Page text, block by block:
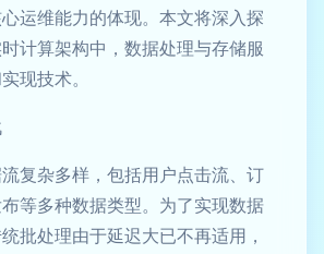
运维能力的体现。本文将深入探
计算架构中，数据处理与存储服
现技术。
复杂多样，包括用户点击流、订
等多种数据类型。为了实现数据
批处理由于延迟大已不再适用，